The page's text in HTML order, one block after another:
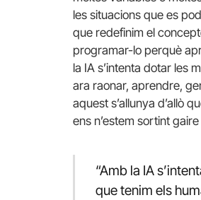
les situacions que es
que redefinim el
programar-lo perquè
la IA s’intenta dotar les
ara raonar, aprendre,
aquest s’allunya d’allò
ens n’estem sortint
“Amb la IA
que tenim els